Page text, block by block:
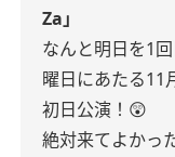
Za」
なんと明日を1
曜日にあたる11
初日公演！😲
絶対来てよかっ